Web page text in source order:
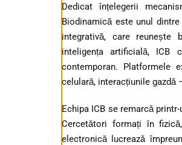
Dedicat înțelegerii
Biodinamică este unul
integrativă, care reunește
inteligența artificială, ICB
contemporan. Platformele
celulară, interacțiunile
Echipa ICB se remarcă
Cercetători formați în
electronică lucrează